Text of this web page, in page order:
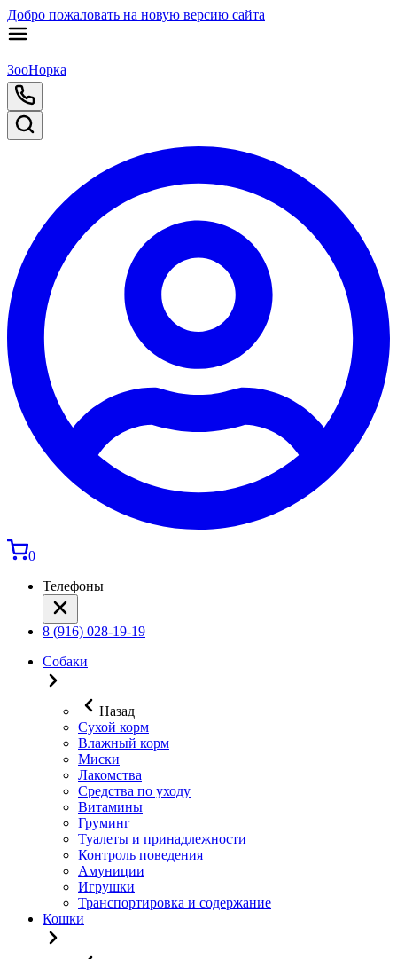
Добро пожаловать на новую версию сайта
ЗооНорка
0
Телефоны
8 (916) 028-19-19
Собаки
Назад
Сухой корм
Влажный корм
Миски
Лакомства
Средства по уходу
Витамины
Груминг
Туалеты и принадлежности
Контроль поведения
Амуниции
Игрушки
Транспортировка и содержание
Кошки